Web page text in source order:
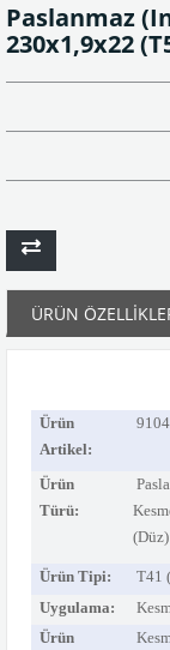
Paslanmaz
230x1,9x22
ÜRÜN
Ürün
Artikel:
Ürün
Türü:
(Düz)
Ürün Tipi:
T41
Uygulama:
Ürün